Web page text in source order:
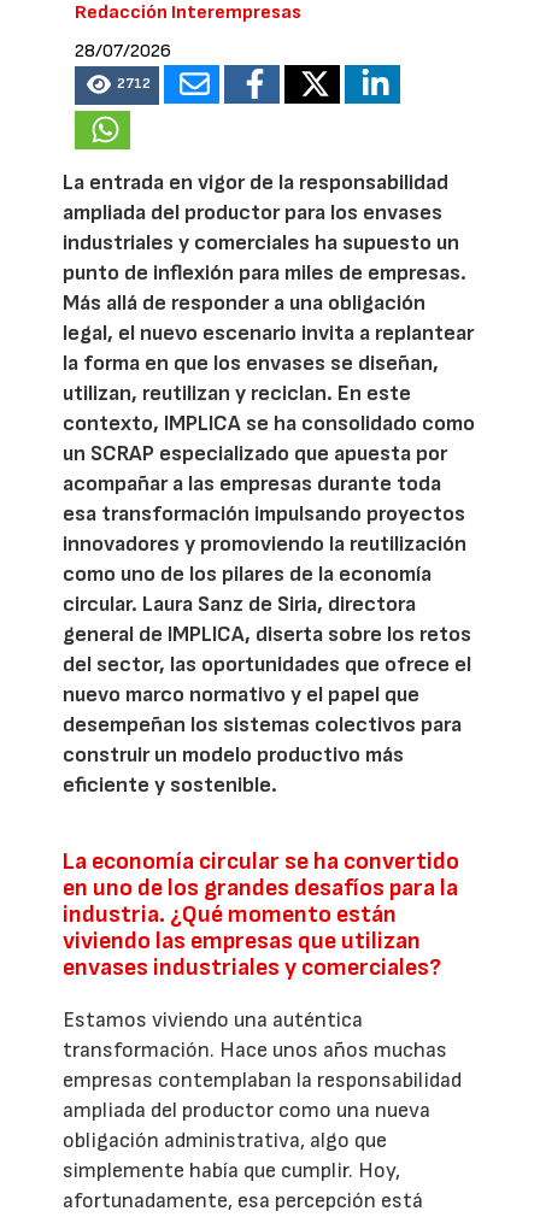
Redacción Interempresas
28/07/2026
2712
La entrada en vigor de la responsabilidad
ampliada del productor para los envases
industriales y comerciales ha supuesto un
punto de inflexión para miles de empresas.
Más allá de responder a una obligación
legal, el nuevo escenario invita a replantear
la forma en que los envases se diseñan,
utilizan, reutilizan y reciclan. En este
contexto, IMPLICA se ha consolidado como
un SCRAP especializado que apuesta por
acompañar a las empresas durante toda
esa transformación impulsando proyectos
innovadores y promoviendo la reutilización
como uno de los pilares de la economía
circular. Laura Sanz de Siria, directora
general de IMPLICA, diserta sobre los retos
del sector, las oportunidades que ofrece el
nuevo marco normativo y el papel que
desempeñan los sistemas colectivos para
construir un modelo productivo más
eficiente y sostenible.
La economía circular se ha convertido
en uno de los grandes desafíos para la
industria. ¿Qué momento están
viviendo las empresas que utilizan
envases industriales y comerciales?
Estamos viviendo una auténtica
transformación. Hace unos años muchas
empresas contemplaban la responsabilidad
ampliada del productor como una nueva
obligación administrativa, algo que
simplemente había que cumplir. Hoy,
afortunadamente, esa percepción está